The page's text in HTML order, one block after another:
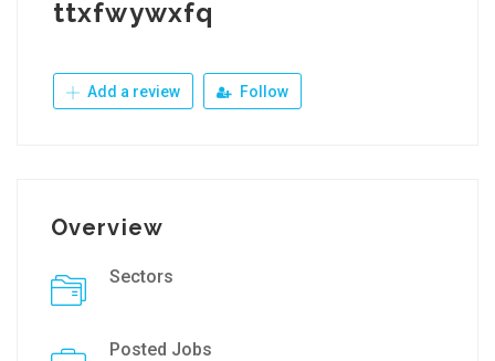
ttxfwywxfq
Add a review Follow
Overview
Sectors
Posted Jobs